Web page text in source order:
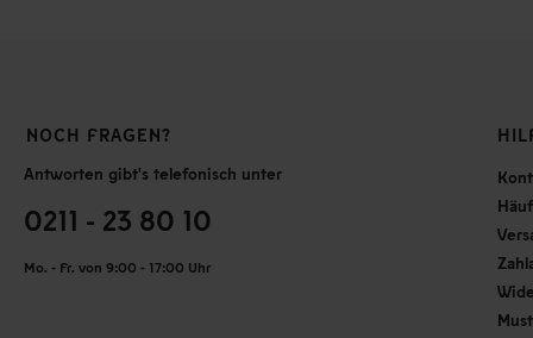
NOCH FRAGEN?
Antworten gibt's telefonisch unter
0211 - 23 80 10
Mo. - Fr. von 9:00 - 17:00 Uhr